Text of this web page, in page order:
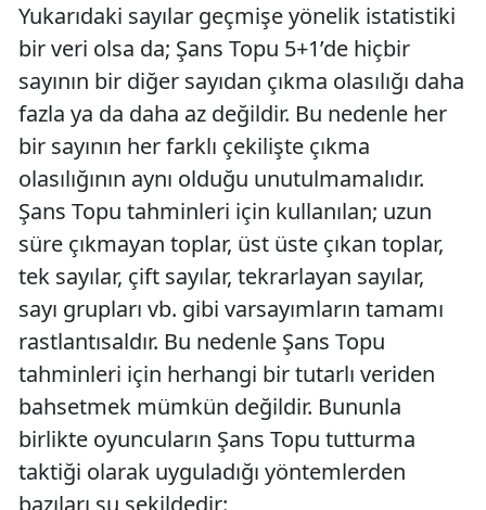
Yukarıdaki sayılar geçmişe yönelik istatistiki
bir veri olsa da; Şans Topu 5+1’de hiçbir
sayının bir diğer sayıdan çıkma olasılığı daha
fazla ya da daha az değildir. Bu nedenle her
bir sayının her farklı çekilişte çıkma
olasılığının aynı olduğu unutulmamalıdır.
Şans Topu tahminleri için kullanılan; uzun
süre çıkmayan toplar, üst üste çıkan toplar,
tek sayılar, çift sayılar, tekrarlayan sayılar,
sayı grupları vb. gibi varsayımların tamamı
rastlantısaldır. Bu nedenle Şans Topu
tahminleri için herhangi bir tutarlı veriden
bahsetmek mümkün değildir. Bununla
birlikte oyuncuların Şans Topu tutturma
taktiği olarak uyguladığı yöntemlerden